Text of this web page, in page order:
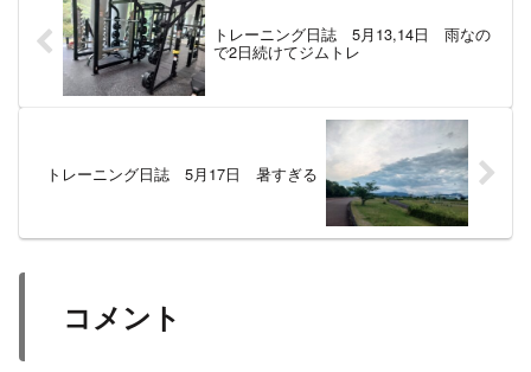
トレーニング日誌 5月13,14日 雨なの
で2日続けてジムトレ
トレーニング日誌 5月17日 暑すぎる
コメント